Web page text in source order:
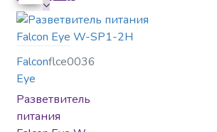
Falcon
Eye
flce0036
Разветвитель
питания